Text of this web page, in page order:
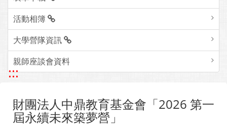
活動相簿
大學營隊資訊
親師座談會資料
:::
財團法人中鼎教育基金會「2026 第一
屆永續未來築夢營」